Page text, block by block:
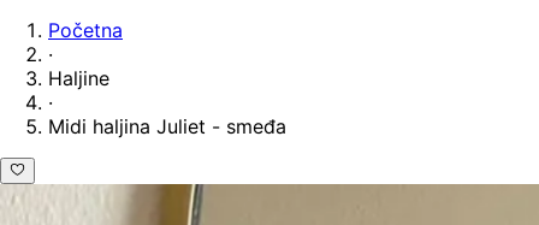
Početna
·
Haljine
·
Midi haljina Juliet - smeđa